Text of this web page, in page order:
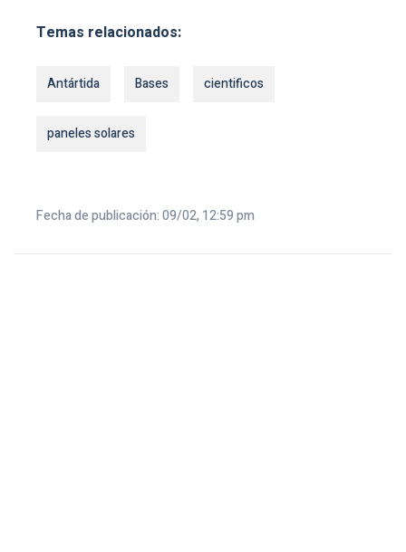
Temas relacionados:
Antártida Bases cientificos
paneles solares
Fecha de publicación: 09/02, 12:59 pm